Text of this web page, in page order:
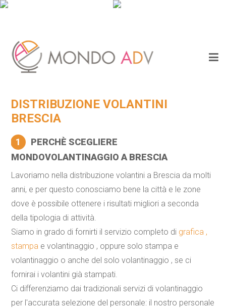
DISTRIBUZIONE VOLANTINI
BRESCIA
1
PERCHÈ SCEGLIERE
MONDOVOLANTINAGGIO A BRESCIA
Lavoriamo nella distribuzione volantini a Brescia da molti
anni, e per questo conosciamo bene la città e le zone
dove è possibile ottenere i risultati migliori a seconda
della tipologia di attività.
Siamo in grado di fornirti il servizio completo di grafica ,
stampa e volantinaggio , oppure solo stampa e
volantinaggio o anche del solo volantinaggio , se ci
fornirai i volantini già stampati.
Ci differenziamo dai tradizionali servizi di volantinaggio
per l'accurata selezione del personale: il nostro personale